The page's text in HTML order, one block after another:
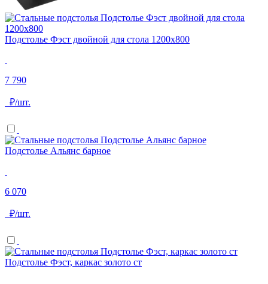
Подстолье Фэст двойной для стола 1200х800
7 790
₽/шт.
Подстолье Альянс барное
6 070
₽/шт.
Подстолье Фэст, каркас золото ст